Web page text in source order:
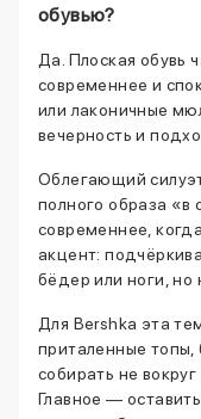
обувью?
Да. Плоская обувь
современнее и
или лаконичные
вечерность и
Облегающий
полного образа «в
современнее,
акцент:
бёдер или ноги, но
Для Bershka эта
приталенные
собирать не вокруг
Главное —